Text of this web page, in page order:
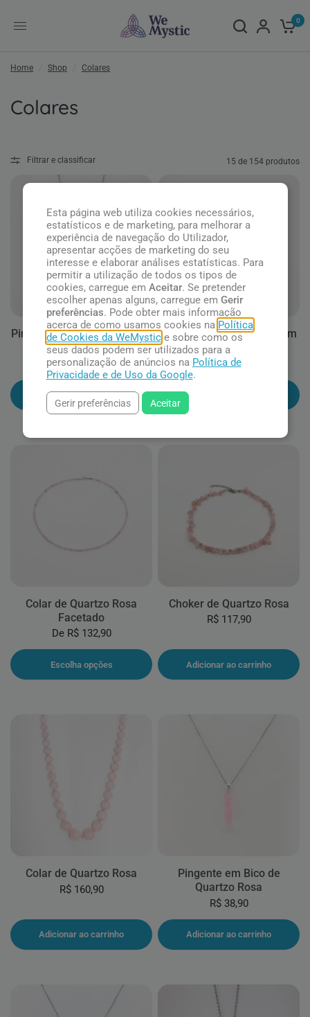
0
Home Shop Colares
Colares
Filtrar e classificar 15 de 154 produtos
Pingente Difusor de Quartzo
Rosa
R$ 72,90
Adicionar ao carrinho
Colar de Quartzo Rosa com
Estrela
R$ 94,90
Adicionar ao carrinho
Colar de Quartzo Rosa
Facetado
DeR$ 132,90
Escolha opções
Choker de Quartzo Rosa
R$ 117,90
Adicionar ao carrinho
Colar de Quartzo Rosa
R$ 160,90
Adicionar ao carrinho
Pingente em Bico de
Quartzo Rosa
R$ 38,90
Adicionar ao carrinho
Esta página web utiliza cookies necessários,
estatísticos e de marketing, para melhorar a
experiência de navegação do Utilizador,
apresentar acções de marketing do seu
interesse e elaborar análises estatísticas. Para
permitir a utilização de todos os tipos de
cookies, carregue em Aceitar. Se pretender
escolher apenas alguns, carregue em Gerir
preferências. Pode obter mais informação
acerca de como usamos cookies na Política
de Cookies da WeMystice sobre como os
seus dados podem ser utilizados para a
personalização de anúncios na Política de
Privacidade e de Uso da Google.
Gerir preferências Aceitar